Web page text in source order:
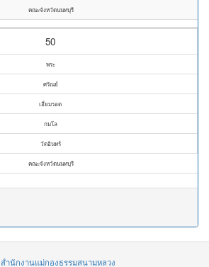
คณะจังหวัดนนทบุรี
50
พระ
ศรัณย์
เอี่ยมรอด
กมโล
วัดอินทร์
คณะจังหวัดนนทบุรี
สำนักงานแม่กองธรรมสนามหลวง